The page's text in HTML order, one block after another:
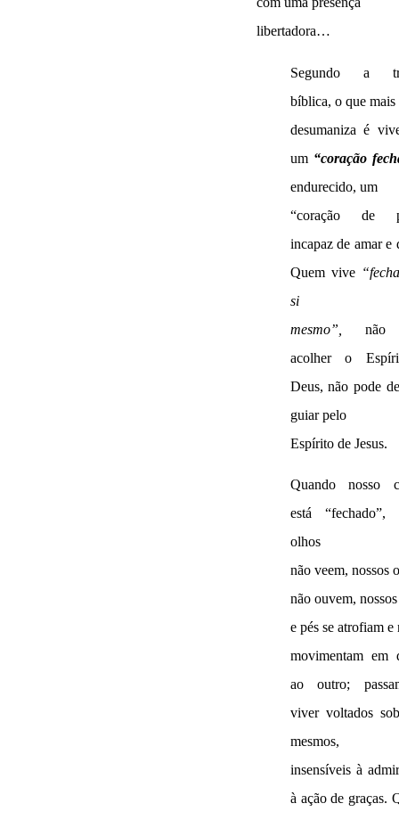
libertadora…
Segundo a
bíblica, o que mais
desumaniza é
um “coração
endurecido, um
“coração de
incapaz de amar e
Quem vive
si
mesmo”,
não
acolher o
Deus, não pode
guiar pelo
Espírito de Jesus.
Quando nosso
está “fechado”,
olhos
não veem, nossos
não ouvem,
e pés se atrofiam e
movimentam em
ao outro;
viver voltados
mesmos,
insensíveis à
à ação de graças.